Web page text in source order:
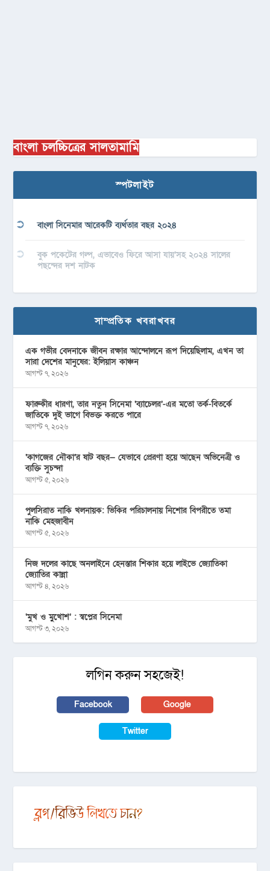
বাংলা চলচ্চিত্রের সালতামামি
স্পটলাইট
বাংলা সিনেমার আরেকটি ব্যর্থতার বছর ২০২৪
বুক পকেটের গল্প, এভাবেও ফিরে আসা যায়’সহ ২০২৪ সালের
পছন্দের দশ নাটক
সাম্প্রতিক খবরাখবর
এক গভীর বেদনাকে জীবন রক্ষার আন্দোলনে রূপ দিয়েছিলাম, এখন তা
সারা দেশের মানুষের: ইলিয়াস কাঞ্চন
আগস্ট ৭, ২০২৬
ফারুকীর ধারণা, তার নতুন সিনেমা ‘ব্যাচেলর’-এর মতো তর্ক-বিতর্কে
জাতিকে দুই ভাগে বিভক্ত করতে পারে
আগস্ট ৭, ২০২৬
‘কাগজের নৌকা’র ষাট বছর— যেভাবে প্রেরণা হয়ে আছেন অভিনেত্রী ও
ব্যক্তি সুচন্দা
আগস্ট ৫, ২০২৬
পুলসিরাত নাকি খলনায়ক: ভিকির পরিচালনায় নিশোর বিপরীতে তমা
নাকি মেহজাবীন
আগস্ট ৫, ২০২৬
নিজ দলের কাছে অনলাইনে হেনস্তার শিকার হয়ে লাইভে জ্যোতিকা
জ্যোতির কান্না
আগস্ট ৪, ২০২৬
‘মুখ ও মু্খোশ’ : স্বপ্নের সিনেমা
আগস্ট ৩, ২০২৬
লগিন করুন সহজেই!
Facebook Google
Twitter